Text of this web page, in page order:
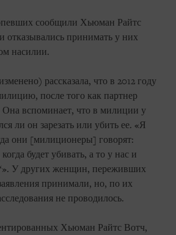
сообщили Хьюман Райтс
отказывались принимать у них
насилии.
рассказала, что в 2012 году
после того как партнер
Она вспоминает, что в милиции у
ли он зарезать или убить ее. «Я
они [милиционеры] говорят:
будет убивать, а то у нас и
У других женщин, переживших
принимали, но, по их
не проводилось.
Хьюман Райтс Вотч,